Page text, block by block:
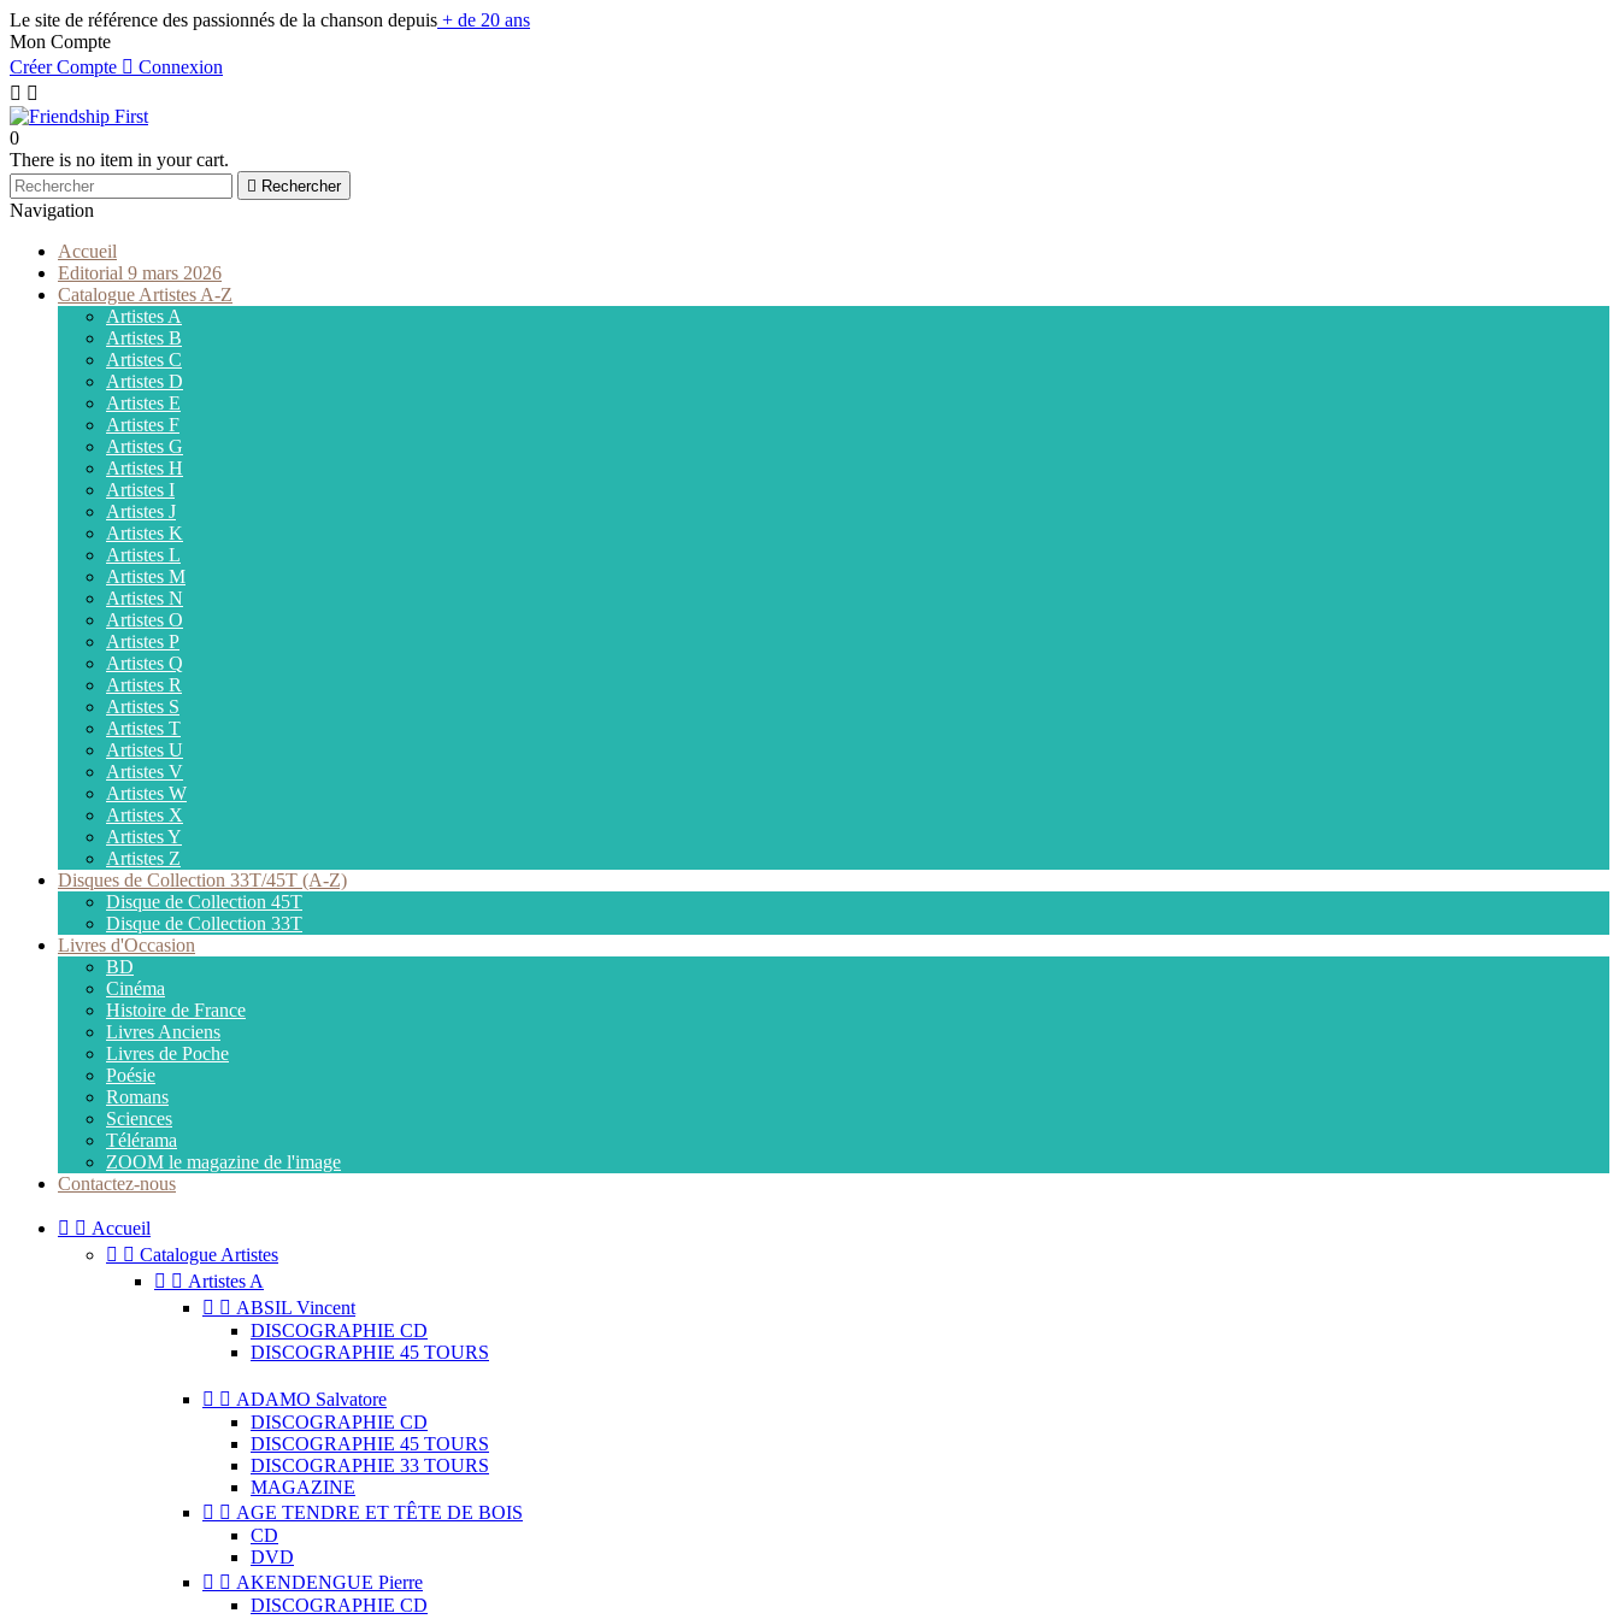
Le site de référence des passionnés de la chanson depuis + de 20 ans
Mon Compte
Créer Compte  Connexion
 
0
There is no item in your cart.
 Rechercher
Navigation
Accueil
Editorial 9 mars 2026
Catalogue Artistes A-Z
Artistes A
Artistes B
Artistes C
Artistes D
Artistes E
Artistes F
Artistes G
Artistes H
Artistes I
Artistes J
Artistes K
Artistes L
Artistes M
Artistes N
Artistes O
Artistes P
Artistes Q
Artistes R
Artistes S
Artistes T
Artistes U
Artistes V
Artistes W
Artistes X
Artistes Y
Artistes Z
Disques de Collection 33T/45T (A-Z)
Disque de Collection 45T
Disque de Collection 33T
Livres d'Occasion
BD
Cinéma
Histoire de France
Livres Anciens
Livres de Poche
Poésie
Romans
Sciences
Télérama
ZOOM le magazine de l'image
Contactez-nous
  Accueil
  Catalogue Artistes
  Artistes A
  ABSIL Vincent
DISCOGRAPHIE CD
DISCOGRAPHIE 45 TOURS
  ADAMO Salvatore
DISCOGRAPHIE CD
DISCOGRAPHIE 45 TOURS
DISCOGRAPHIE 33 TOURS
MAGAZINE
  AGE TENDRE ET TÊTE DE BOIS
CD
DVD
  AKENDENGUE Pierre
DISCOGRAPHIE CD